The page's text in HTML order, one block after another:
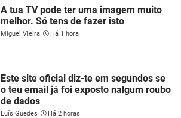
A tua TV pode ter uma imagem muito
melhor. Só tens de fazer isto
Miguel Vieira Há 1 hora
Este site oficial diz-te em segundos se
o teu email já foi exposto nalgum roubo
de dados
Luís Guedes Há 2 horas